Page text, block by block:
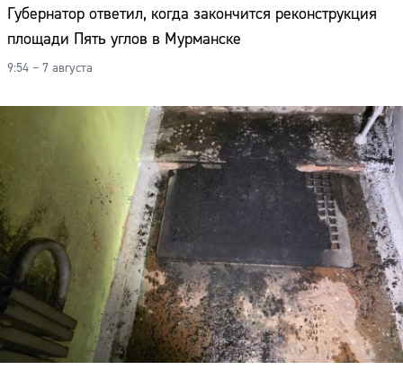
Губернатор ответил, когда закончится реконструкция
площади Пять углов в Мурманске
9:54 – 7 августа